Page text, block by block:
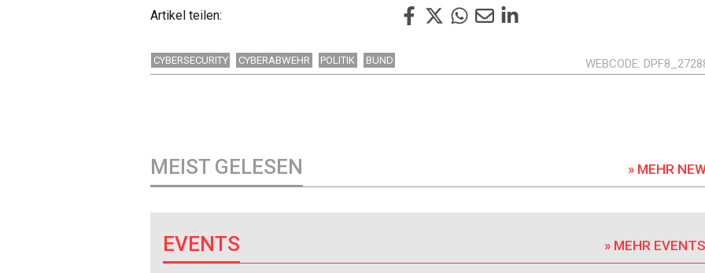
Artikel teilen:
CYBERSECURITY CYBERABWEHR POLITIK BUND WEBCODE
MEIST GELESEN » MEHR
EVENTS » MEHR EVENTS